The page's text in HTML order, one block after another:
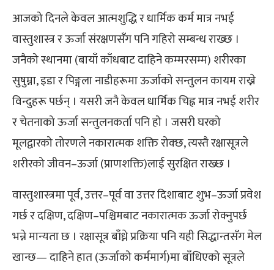
आजको दिनले केवल आत्मशुद्धि र धार्मिक कर्म मात्र नभई
वास्तुशास्त्र र ऊर्जा संरक्षणसँग पनि गहिरो सम्बन्ध राख्छ ।
जनैको स्थानमा (बायाँ काँधबाट दाहिने कम्मरसम्म) शरीरका
सुषुम्ना, इडा र पिङ्गला नाडीहरूमा ऊर्जाको सन्तुलन कायम राख्ने
विन्दुहरू पर्छन् । यसरी जनै केवल धार्मिक चिह्न मात्र नभई शरीर
र चेतनाको ऊर्जा सन्तुलनकर्ता पनि हो । जसरी घरको
मूलद्वारको तोरणले नकारात्मक शक्ति रोक्छ, त्यस्तै रक्षासूत्रले
शरीरको जीवन–ऊर्जा (प्राणशक्ति)लाई सुरक्षित राख्छ ।
वास्तुशास्त्रमा पूर्व, उत्तर–पूर्व वा उत्तर दिशाबाट शुभ–ऊर्जा प्रवेश
गर्छ र दक्षिण, दक्षिण–पश्चिमबाट नकारात्मक ऊर्जा रोक्नुपर्छ
भन्ने मान्यता छ । रक्षासूत्र बाँध्ने प्रक्रिया पनि यही सिद्धान्तसँग मेल
खान्छ— दाहिने हात (ऊर्जाको कर्ममार्ग)मा बाँधिएको सूत्रले